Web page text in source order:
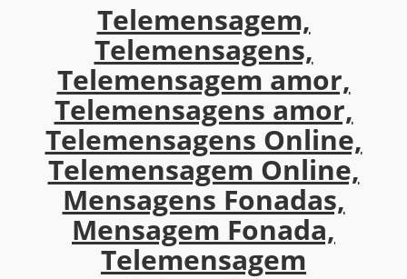
Telemensagem,
Telemensagens,
Telemensagem amor,
Telemensagens amor,
Telemensagens Online,
Telemensagem Online,
Mensagens Fonadas,
Mensagem Fonada,
Telemensagem